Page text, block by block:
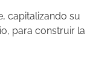
capitalizando su
para construir la